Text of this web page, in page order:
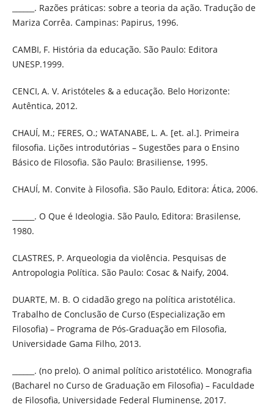
______. Razões práticas: sobre a teoria da ação. Tradução de
Mariza Corrêa. Campinas: Papirus, 1996.
CAMBI, F. História da educação. São Paulo: Editora
UNESP.1999.
CENCI, A. V. Aristóteles & a educação. Belo Horizonte:
Autêntica, 2012.
CHAUÍ, M.; FERES, O.; WATANABE, L. A. [et. al.]. Primeira
filosofia. Lições introdutórias – Sugestões para o Ensino
Básico de Filosofia. São Paulo: Brasiliense, 1995.
CHAUÍ, M. Convite à Filosofia. São Paulo, Editora: Ática, 2006.
______. O Que é Ideologia. São Paulo, Editora: Brasilense,
1980.
CLASTRES, P. Arqueologia da violência. Pesquisas de
Antropologia Política. São Paulo: Cosac & Naify, 2004.
DUARTE, M. B. O cidadão grego na política aristotélica.
Trabalho de Conclusão de Curso (Especialização em
Filosofia) – Programa de Pós-Graduação em Filosofia,
Universidade Gama Filho, 2013.
______. (no prelo). O animal político aristotélico. Monografia
(Bacharel no Curso de Graduação em Filosofia) – Faculdade
de Filosofia, Universidade Federal Fluminense, 2017.